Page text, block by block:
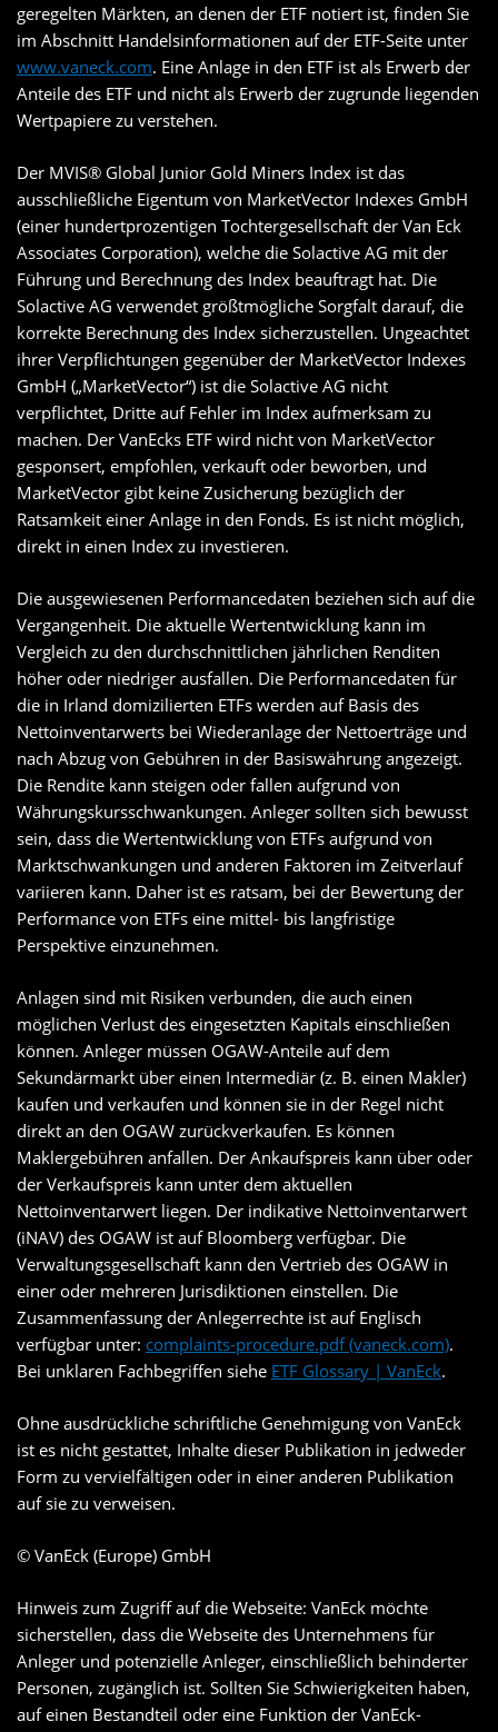
geregelten Märkten, an denen der ETF notiert ist, finden Sie
im Abschnitt Handelsinformationen auf der ETF-Seite unter
www.vaneck.com. Eine Anlage in den ETF ist als Erwerb der
Anteile des ETF und nicht als Erwerb der zugrunde liegenden
Wertpapiere zu verstehen.
Der MVIS® Global Junior Gold Miners Index ist das
ausschließliche Eigentum von MarketVector Indexes GmbH
(einer hundertprozentigen Tochtergesellschaft der Van Eck
Associates Corporation), welche die Solactive AG mit der
Führung und Berechnung des Index beauftragt hat. Die
Solactive AG verwendet größtmögliche Sorgfalt darauf, die
korrekte Berechnung des Index sicherzustellen. Ungeachtet
ihrer Verpflichtungen gegenüber der MarketVector Indexes
GmbH („MarketVector“) ist die Solactive AG nicht
verpflichtet, Dritte auf Fehler im Index aufmerksam zu
machen. Der VanEcks ETF wird nicht von MarketVector
gesponsert, empfohlen, verkauft oder beworben, und
MarketVector gibt keine Zusicherung bezüglich der
Ratsamkeit einer Anlage in den Fonds. Es ist nicht möglich,
direkt in einen Index zu investieren.
Die ausgewiesenen Performancedaten beziehen sich auf die
Vergangenheit. Die aktuelle Wertentwicklung kann im
Vergleich zu den durchschnittlichen jährlichen Renditen
höher oder niedriger ausfallen. Die Performancedaten für
die in Irland domizilierten ETFs werden auf Basis des
Nettoinventarwerts bei Wiederanlage der Nettoerträge und
nach Abzug von Gebühren in der Basiswährung angezeigt.
Die Rendite kann steigen oder fallen aufgrund von
Währungskursschwankungen. Anleger sollten sich bewusst
sein, dass die Wertentwicklung von ETFs aufgrund von
Marktschwankungen und anderen Faktoren im Zeitverlauf
variieren kann. Daher ist es ratsam, bei der Bewertung der
Performance von ETFs eine mittel- bis langfristige
Perspektive einzunehmen.
Anlagen sind mit Risiken verbunden, die auch einen
möglichen Verlust des eingesetzten Kapitals einschließen
können. Anleger müssen OGAW-Anteile auf dem
Sekundärmarkt über einen Intermediär (z. B. einen Makler)
kaufen und verkaufen und können sie in der Regel nicht
direkt an den OGAW zurückverkaufen. Es können
Maklergebühren anfallen. Der Ankaufspreis kann über oder
der Verkaufspreis kann unter dem aktuellen
Nettoinventarwert liegen. Der indikative Nettoinventarwert
(iNAV) des OGAW ist auf Bloomberg verfügbar. Die
Verwaltungsgesellschaft kann den Vertrieb des OGAW in
einer oder mehreren Jurisdiktionen einstellen. Die
Zusammenfassung der Anlegerrechte ist auf Englisch
verfügbar unter: complaints-procedure.pdf (vaneck.com).
Bei unklaren Fachbegriffen siehe ETF Glossary | VanEck.
Ohne ausdrückliche schriftliche Genehmigung von VanEck
ist es nicht gestattet, Inhalte dieser Publikation in jedweder
Form zu vervielfältigen oder in einer anderen Publikation
auf sie zu verweisen.
© VanEck (Europe) GmbH
Hinweis zum Zugriff auf die Webseite: VanEck möchte
sicherstellen, dass die Webseite des Unternehmens für
Anleger und potenzielle Anleger, einschließlich behinderter
Personen, zugänglich ist. Sollten Sie Schwierigkeiten haben,
auf einen Bestandteil oder eine Funktion der VanEck-